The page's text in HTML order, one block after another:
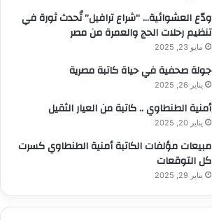
ودّع العشوائية… “شراع ترافيل” تُحدث ثورة في
تنظيم رحلات الحج والعمرة من مصر
مايو 23, 2025
جولة صحفية في حياة كاتبة مصرية
يناير 26, 2025
أمنية الطنطاوي .. كاتبة من العيار الثقيل
يناير 20, 2025
مبيعات مؤلفات الكاتبة أمنية الطنطاوي كسرت
كل التوقعات
يناير 29, 2025